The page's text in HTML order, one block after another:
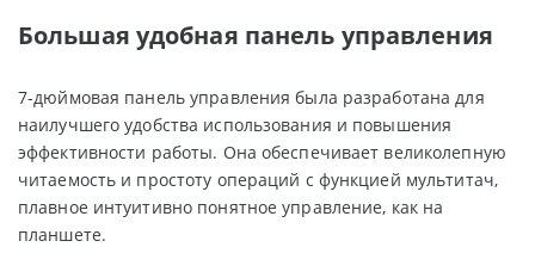
Большая удобная панель управления
7-дюймовая панель управления была разработана для
наилучшего удобства использования и повышения
эффективности работы. Она обеспечивает великолепную
читаемость и простоту операций с функцией мультитач,
плавное интуитивно понятное управление, как на
планшете.